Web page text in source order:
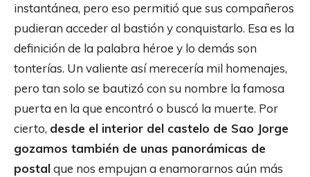
instantánea, pero eso permitió que sus compañeros
pudieran acceder al bastión y conquistarlo. Esa es la
definición de la palabra héroe y lo demás son
tonterías. Un valiente así merecería mil homenajes,
pero tan solo se bautizó con su nombre la famosa
puerta en la que encontró o buscó la muerte. Por
cierto, desde el interior del castelo de Sao Jorge
gozamos también de unas panorámicas de
postalque nos empujan a enamorarnos aún más